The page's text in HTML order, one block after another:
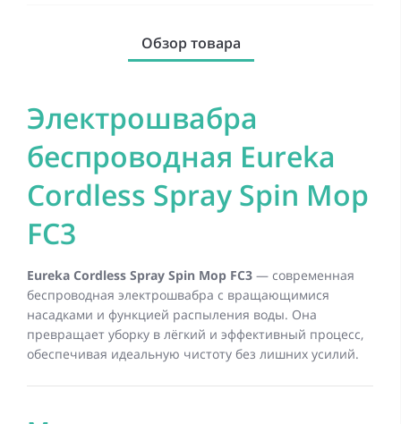
Обзор товара
Электрошвабра
беспроводная Eureka
Cordless Spray Spin Mop
FC3
Eureka Cordless Spray Spin Mop FC3 — современная
беспроводная электрошвабра с вращающимися
насадками и функцией распыления воды. Она
превращает уборку в лёгкий и эффективный процесс,
обеспечивая идеальную чистоту без лишних усилий.